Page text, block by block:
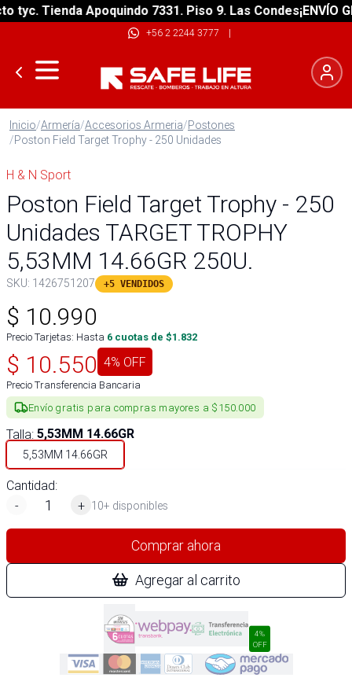
Tienda Apoquindo 7331. Piso 9. Las Condes¡ENVÍO
+56 2 2244 3777 |
Inicio/Armería/Accesorios Armeria/Postones
/Poston Field Target Trophy - 250 Unidades
H & N Sport
Poston Field Target Trophy - 250
Unidades TARGET TROPHY
5,53MM 14.66GR 250U.
SKU: 1426751207 +5 VENDIDOS
$ 10.990
Precio Tarjetas: Hasta 6 cuotas de $1.832
$ 10.550 4% OFF
Precio Transferencia Bancaria
Envío gratis para compras mayores a $150.000
Talla: 5,53MM 14.66GR
5,53MM 14.66GR
Cantidad:
-
+ 10+ disponibles
Comprar ahora
Agregar al carrito
4%
OFF